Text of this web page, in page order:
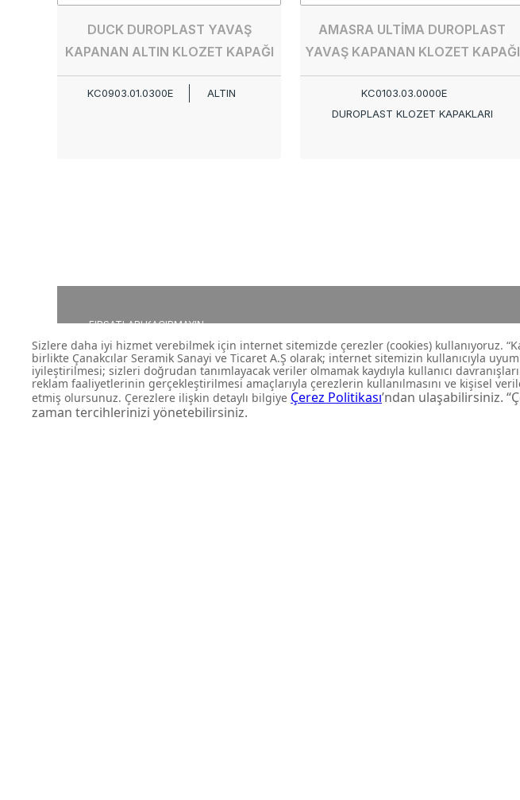
DUCK DUROPLAST YAVAŞ
KAPANAN ALTIN KLOZET KAPAĞI
KC0903.01.0300E ALTIN
AMASRA ULTİMA DUROPLAST
YAVAŞ KAPANAN KLOZET KAPAĞI
KC0103.03.0000E
DUROPLAST KLOZET KAPAKLARI
FIRSATLARI KAÇIRMAYIN
Yeni ürün lansmanları ve size özel
kampanyalardan anında haberdar
olun.